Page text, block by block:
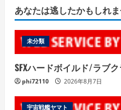
あなたは逃したかもしれ
未分類
SFXハードボイルド/ラブ
phi72110 2026年8月7日
宇宙戦艦ヤマト